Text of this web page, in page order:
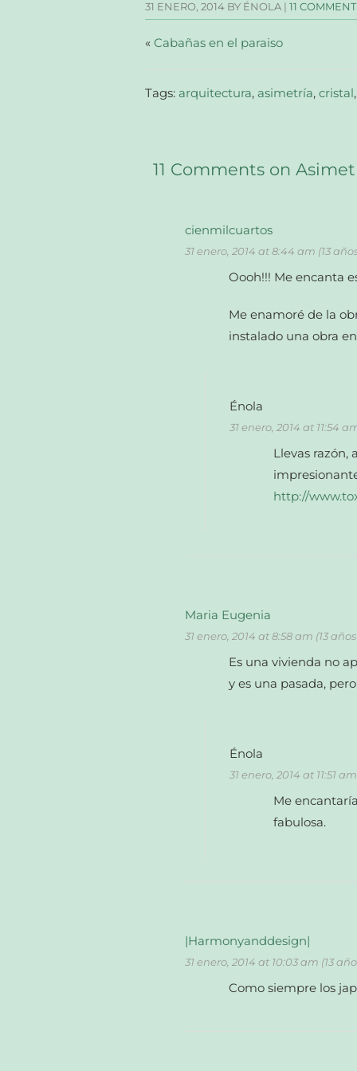
ventana
nueva)
ventana
nueva)
ventana
nueva)
un
amigo
abre
en
31 ENERO, 2014 BY ÉNOLA | 11
« Cabañas en el paraiso
Tags: arquitectura, asimetría, cristal,
11 Comments on
cienmilcuartos
31 enero, 2014 at 8:44 am (13
Oooh!!! Me encanta
Me enamoré de la
instalado una obra
Énola
31 enero, 2014 at 11:54
Llevas razón,
http://
Maria Eugenia
31 enero, 2014 at 8:58 am (13
Es una vivienda no
y es una pasada,
Énola
31 enero, 2014 at 11:51
Me
fabulosa.
|Harmonyanddesign|
31 enero, 2014 at 10:03 am (13
Como siempre los